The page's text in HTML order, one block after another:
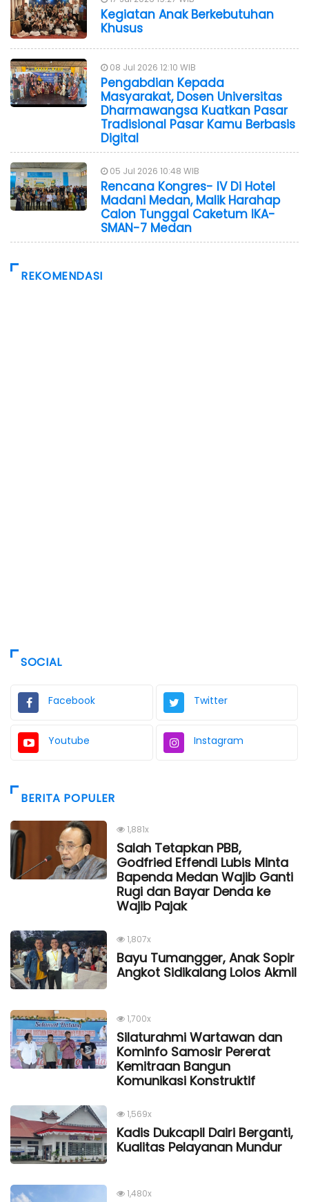
Kegiatan Anak Berkebutuhan
Khusus
08 Jul 2026 12:10 WIB
Pengabdian Kepada
Masyarakat, Dosen Universitas
Dharmawangsa Kuatkan Pasar
Tradisional Pasar Kamu Berbasis
Digital
05 Jul 2026 10:48 WIB
Rencana Kongres- IV Di Hotel
Madani Medan, Malik Harahap
Calon Tunggal Caketum IKA-
SMAN-7 Medan
REKOMENDASI
SOCIAL
Facebook Twitter
Youtube Instagram
BERITA POPULER
1,881x
Salah Tetapkan PBB,
Godfried Effendi Lubis Minta
Bapenda Medan Wajib Ganti
Rugi dan Bayar Denda ke
Wajib Pajak
1,807x
Bayu Tumangger, Anak Sopir
Angkot Sidikalang Lolos Akmil
1,700x
Silaturahmi Wartawan dan
Kominfo Samosir Pererat
Kemitraan Bangun
Komunikasi Konstruktif
1,569x
Kadis Dukcapil Dairi Berganti,
Kualitas Pelayanan Mundur
1,480x